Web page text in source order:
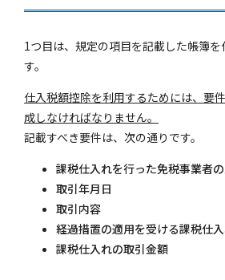
1つ目は、規定の項目を記載した帳簿
す。
仕入税額控除を利用するためには、要
成しなければなりません。
記載すべき要件は、次の通りです。
課税仕入れを行った免税事業者
取引年月日
取引内容
経過措置の適用を受ける課税仕
課税仕入れの取引金額